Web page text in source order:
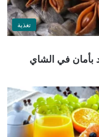
تغذية
بأمان في الشاي